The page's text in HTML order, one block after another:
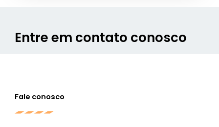
Entre em contato conosco
Fale conosco